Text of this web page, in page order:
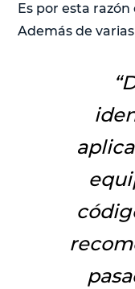
Es por esta
Además de